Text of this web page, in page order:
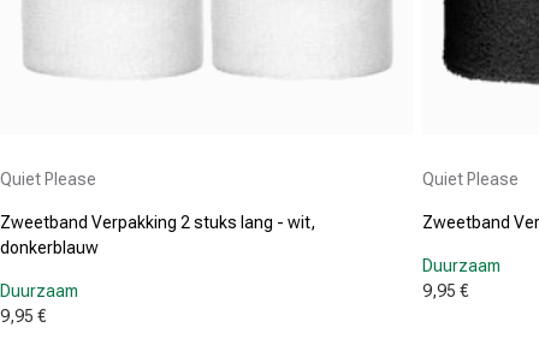
Quiet Please
Zweetband Verpakking 2 stuks lang - wit,
donkerblauw
Duurzaam
Aanbiedingsprijs
9,95 €
Quiet Please
Zweetband
Duurzaam
9,95 €